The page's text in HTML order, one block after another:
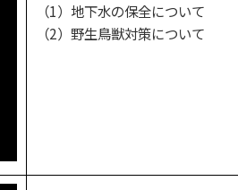
（1）地下水の保全について
（2）野生鳥獣対策について